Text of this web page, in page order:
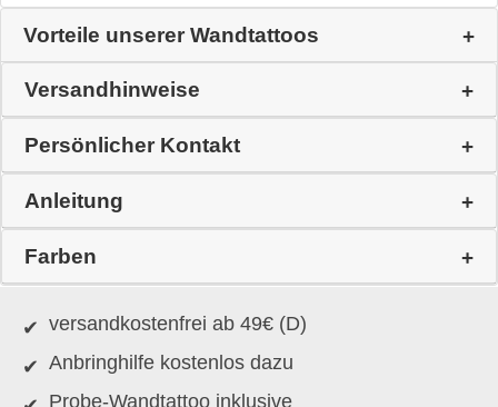
Vorteile unserer Wandtattoos
Versandhinweise
Persönlicher Kontakt
Anleitung
Farben
versandkostenfrei ab 49€ (D)
Anbringhilfe kostenlos dazu
Probe-Wandtattoo inklusive